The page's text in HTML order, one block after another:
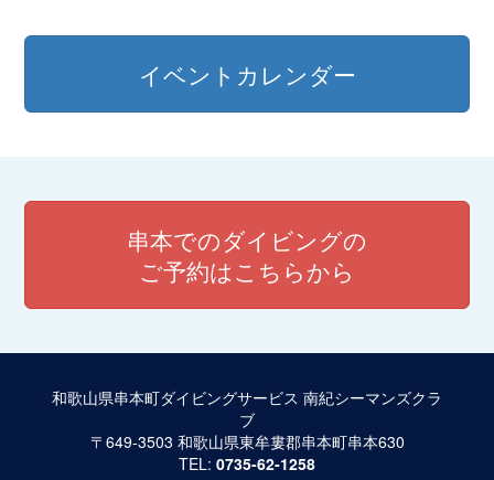
ビ
ゲ
シ
イベントカレンダー
串本でのダイビングの
ご予約はこちらから
和歌山県串本町ダイビングサービス 南紀シーマンズクラ
ブ
〒649-3503 和歌山県東牟婁郡串本町串本630
TEL: 0735-62-1258